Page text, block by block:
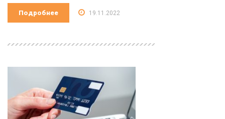
Подробнее 19.11.2022